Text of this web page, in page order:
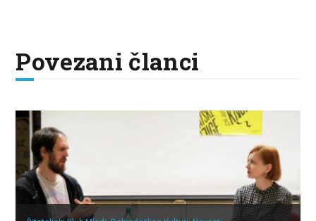
Povezani članci